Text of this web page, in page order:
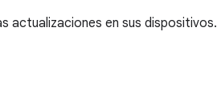
actualizaciones en sus dispositivos.